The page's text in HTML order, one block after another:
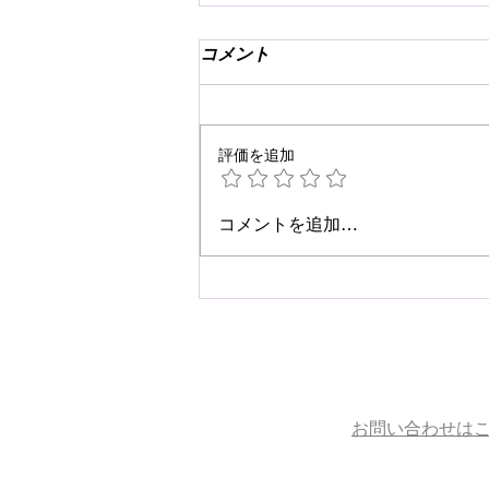
☆肩こり・腰痛予防☆
コメント
評価を追加
コメントを追加…
お問い合わせは